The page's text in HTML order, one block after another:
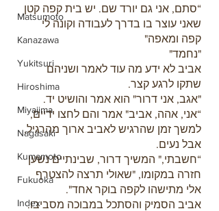
Matsumoto
Kanazawa
Yukitsuri
Hiroshima
Miyajima
Nagasaki
Kumamoto
Fukuoka
Index
“סתם, אני גם יורד שם. יש בית קפה קטן
שאני עוצר בו בדרך לעבודה וקונה לי
קפה ומאפה"
"נחמד"
אביב לא ידע מה עוד לאמר ושניהם
שתקו לרגע קצר.
"אגב, אני דרור" הוא אמר והושיט יד.
“אני, אהה, אביב" אמר והם לחצו ידיים,
למשך זמן שהרגיש לאביב ארוך מהרגיל,
אבל נעים.
“חשבתי," המשיך דרור, שבינתיים נשען
חזרה במקומו, "שאולי תרצה להצטרף
אלי מתישהו לקפה בוקר אחד".
אביב הסמיק והסתכל במבוכה מסביבו.